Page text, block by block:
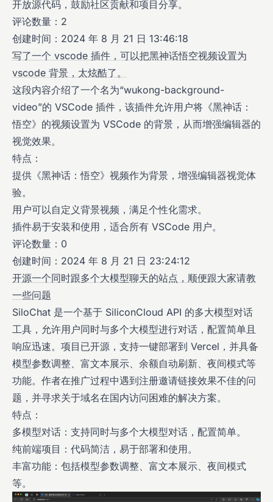
开放源代码，鼓励社区贡献和项目分享。
评论数量：2
创建时间：2024 年 8 月 21 日 13:46:18
写了一个 vscode 插件，可以把黑神话悟空视频设置为
vscode 背景，太炫酷了。
这段内容介绍了一个名为“wukong-background-
video”的 VSCode 插件，该插件允许用户将《黑神话：
悟空》的视频设置为 VSCode 的背景，从而增强编辑器的
视觉效果。
特点：
提供《黑神话：悟空》视频作为背景，增强编辑器视觉体
验。
用户可以自定义背景视频，满足个性化需求。
插件易于安装和使用，适合所有 VSCode 用户。
评论数量：0
创建时间：2024 年 8 月 21 日 23:24:12
开源一个同时跟多个大模型聊天的站点，顺便跟大家请教
一些问题
SiloChat 是一个基于 SiliconCloud API 的多大模型对话
工具，允许用户同时与多个大模型进行对话，配置简单且
响应迅速。项目已开源，支持一键部署到 Vercel，并具备
模型参数调整、富文本展示、余额自动刷新、夜间模式等
功能。作者在推广过程中遇到注册邀请链接效果不佳的问
题，并寻求关于域名在国内访问困难的解决方案。
特点：
多模型对话：支持同时与多个大模型对话，配置简单。
纯前端项目：代码简洁，易于部署和使用。
丰富功能：包括模型参数调整、富文本展示、夜间模式
等。